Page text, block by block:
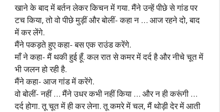
खाने के बाद में बर्तन लेकर किचन में गया. मैंने उन्हें पीछे से गांड पर
टच किया, तो वो पीछे मुड़ीं और बोलीं- कहा न … आज रहने दो, बाद
में कर लेंगे.
मैंने पकड़ते हुए कहा- बस एक राउंड करेंगे.
माँ ने कहा- मैं थकी हुई हूँ. कल रात से कमर में दर्द है और नीचे चूत में
भी जलन हो रही है.
मैंने कहा- आज गांड में करेंगे.
वो बोलीं- नहीं … मैंने उधर कभी नहीं किया … और न ही करूंगी …
दर्द होगा. तू चूत में ही कर लेना. तू कमरे में चल, मैं थोड़ी देर में आती